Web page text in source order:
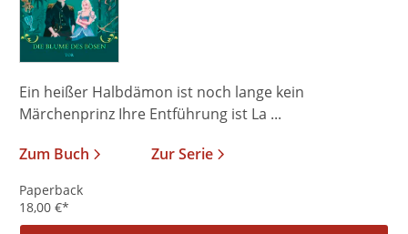
Ein heißer Halbdämon ist noch lange kein
Märchenprinz Ihre Entführung ist La ...
Zum Buch
Zur Serie
Paperback
18,00 €*